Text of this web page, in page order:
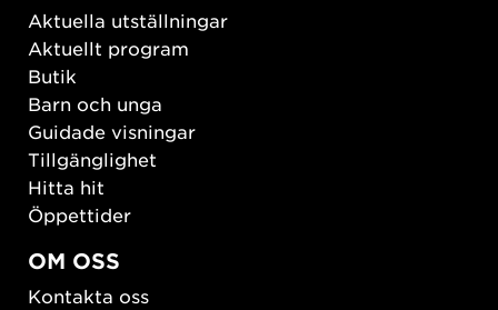
Aktuella utställningar
Aktuellt program
Butik
Barn och unga
Guidade visningar
Tillgänglighet
Hitta hit
Öppettider
OM OSS
Kontakta oss